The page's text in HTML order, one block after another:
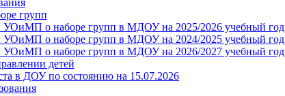
групп
УОиМП о наборе групп в МДОУ на 2025/2026 учебный год
УОиМП о наборе групп в МДОУ на 2024/2025 учебный год
УОиМП о наборе групп в МДОУ на 2026/2027 учебный год
детей
в ДОУ по состоянию на 15.07.2026